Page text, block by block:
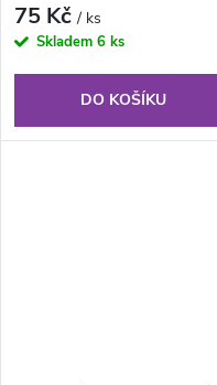
75 Kč/ ks
Skladem 6 ks
DO KOŠÍKU